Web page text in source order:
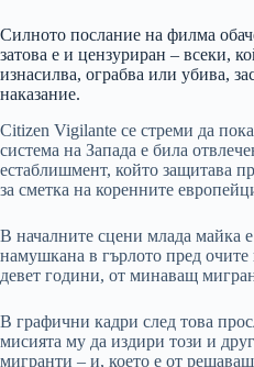
Силното послание на филма
затова е и цензуриран – всеки,
изнасилва, ограбва или убива,
наказание.
Citizen Vigilante се стреми да
система на Запада е била
естаблишмент, който защитава
за сметка на коренните
В началните сцени млада майка
намушкана в гърлото пред очите
девет години, от минаващ
В графични кадри след това
мисията му да издири този и
мигранти – и, което е от